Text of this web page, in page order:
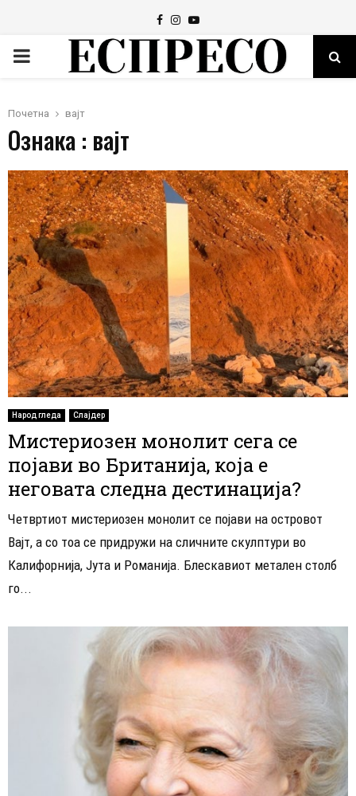
Facebook
Instagram
Youtube
PRIMARY
Почетна вајт
Ознака : вајт
Народ гледа Слајдер
Мистериозен монолит сега се
појави во Британија, која е
неговата следна дестинација?
Четвртиот мистериозен монолит се појави на островот
Вајт, а со тоа се придружи на сличните скулптури во
Калифорнија, Јута и Романија. Блескавиот метален столб
го...